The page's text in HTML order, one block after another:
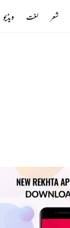
شعر لغت ویڈیو